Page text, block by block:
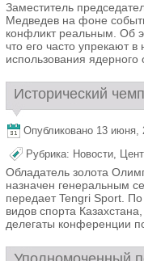
Заместитель
Медведев на фоне
конфликт реальным. Об
что его часто упрекают
использования
Исторический
Опубликовано 13 июня,
Рубрика: Новости,
Обладатель золота
назначен генеральным
передает Tengri Sport.
видов спорта
делегаты конференции